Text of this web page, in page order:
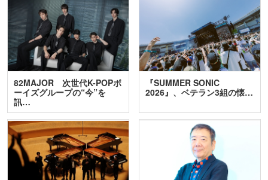
82MAJOR 次世代K-POPボ
ーイズグループの“今”を
訊…
『SUMMER SONIC
2026』、ベテラン3組の懐…